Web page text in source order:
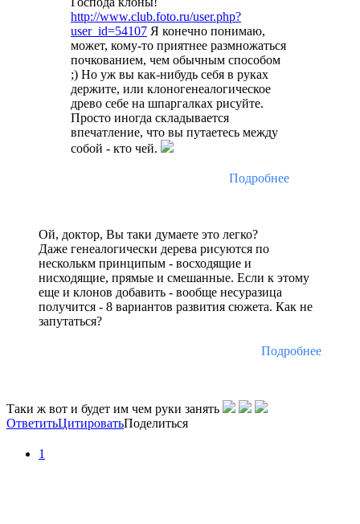
http://www.club.foto.ru/user.php?
user_id=54107 Я конечно понимаю,
может, кому-то приятнее размножаться
почкованием, чем обычным способом
;) Но уж вы как-нибудь себя в руках
держите, или клоногенеалогическое
древо себе на шпаргалках рисуйте.
Просто иногда складывается
впечатление, что вы путаетесь между
собой - кто чей.
Подробнее
Ой, доктор, Вы таки думаете это легко?
Даже генеалогически дерева рисуются по
несколькм принципым - восходящие и
нисходящие, прямые и смешанные. Если к этому
еще и клонов добавить - вообще несуразица
получится - 8 вариантов развития сюжета. Как не
запутаться?
Подробнее
Таки ж вот и будет им чем руки занять
ОтветитьЦитироватьПоделиться
1